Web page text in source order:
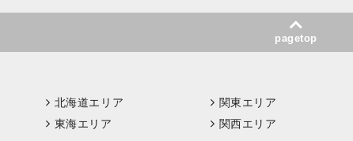
pagetop
北海道エリア 関東エリア
東海エリア
関西エリア